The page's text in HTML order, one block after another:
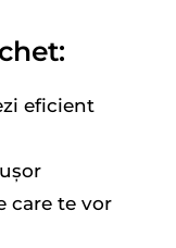
eficient
care te vor